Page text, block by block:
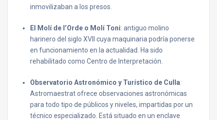
inmovilizaban a los presos.
El Molí de l’Orde o Molí Toni: antiguo molino
harinero del siglo XVII cuya maquinaria podría ponerse
en funcionamiento en la actualidad. Ha sido
rehabilitado como Centro de Interpretación.
Observatorio Astronómico y Turístico de Culla:
Astromaestrat ofrece observaciones astronómicas
para todo tipo de públicos y niveles, impartidas por un
técnico especializado. Está situado en un enclave